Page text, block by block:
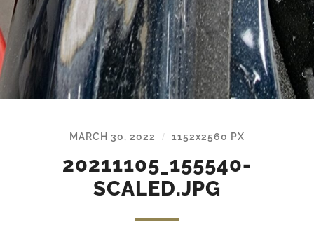
MARCH 30, 2022 / 1152x2560 PX
20211105_155540-
SCALED.JPG